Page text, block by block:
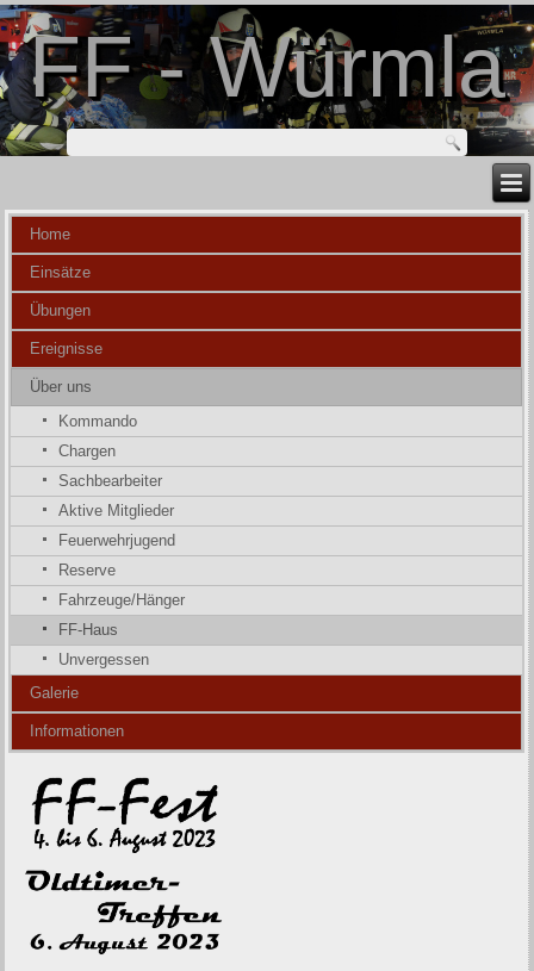
FF - Würmla
Home
Einsätze
Übungen
Ereignisse
Über uns
Kommando
Chargen
Sachbearbeiter
Aktive Mitglieder
Feuerwehrjugend
Reserve
Fahrzeuge/Hänger
FF-Haus
Unvergessen
Galerie
Informationen